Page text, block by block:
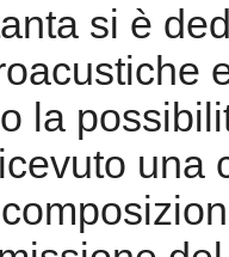
si è
la
una